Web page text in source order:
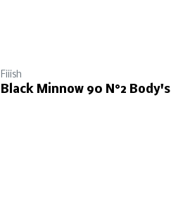
Fiiish
Black Minnow 90 N°2 Body's